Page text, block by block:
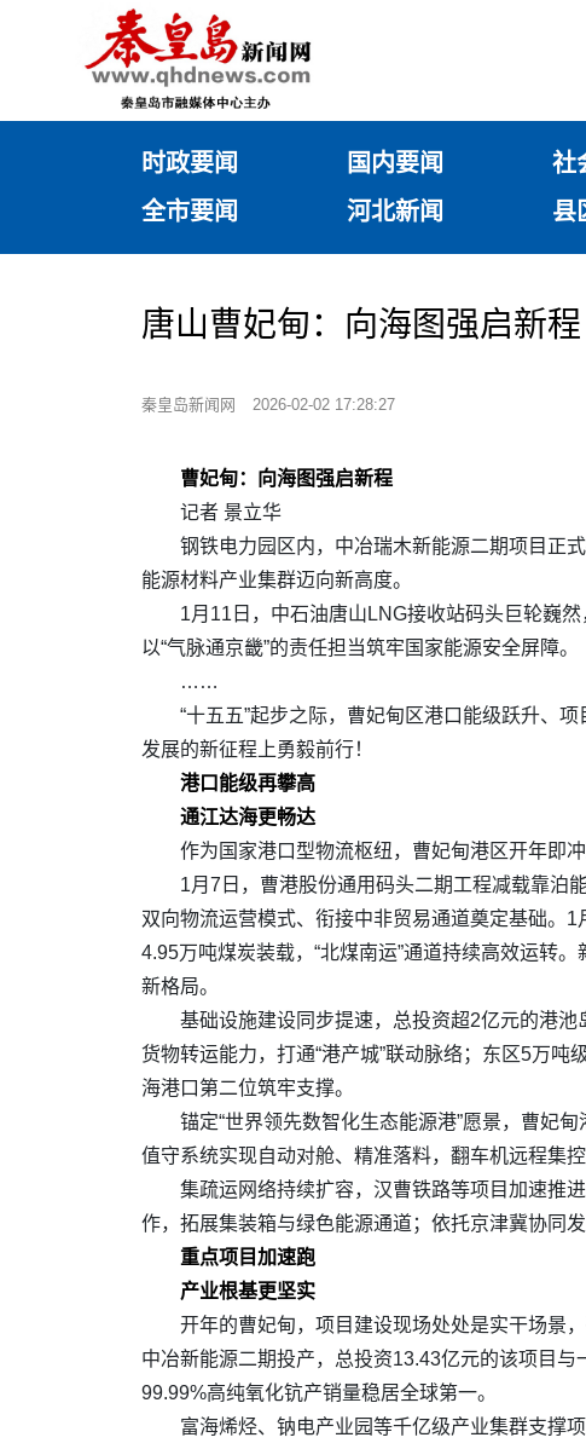
时政要闻 国内要闻 社
全市要闻
河北新闻 县
唐山曹妃甸：向海图强启新程
秦皇岛新闻网 2026-02-02 17:28:27
曹妃甸：向海图强启新程
记者 景立华
钢铁电力园区内，中冶瑞木新能源二期项目正
能源材料产业集群迈向新高度。
1月11日，中石油唐山LNG接收站码头巨轮巍
以“气脉通京畿”的责任担当筑牢国家能源安全屏障。
……
“十五五”起步之际，曹妃甸区港口能级跃升、
发展的新征程上勇毅前行！
港口能级再攀高
通江达海更畅达
作为国家港口型物流枢纽，曹妃甸港区开年即
1月7日，曹港股份通用码头二期工程减载靠泊
双向物流运营模式、衔接中非贸易通道奠定基础。
4.95万吨煤炭装载，“北煤南运”通道持续高效运转
新格局。
基础设施建设同步提速，总投资超2亿元的港
货物转运能力，打通“港产城”联动脉络；东区5万
海港口第二位筑牢支撑。
锚定“世界领先数智化生态能源港”愿景，曹妃
值守系统实现自动对舱、精准落料，翻车机远程集控
集疏运网络持续扩容，汉曹铁路等项目加速推
作，拓展集装箱与绿色能源通道；依托京津冀协同
重点项目加速跑
产业根基更坚实
开年的曹妃甸，项目建设现场处处是实干场景
中冶新能源二期投产，总投资13.43亿元的该项目
99.99%高纯氧化钪产销量稳居全球第一。
富海烯烃、钠电产业园等千亿级产业集群支撑